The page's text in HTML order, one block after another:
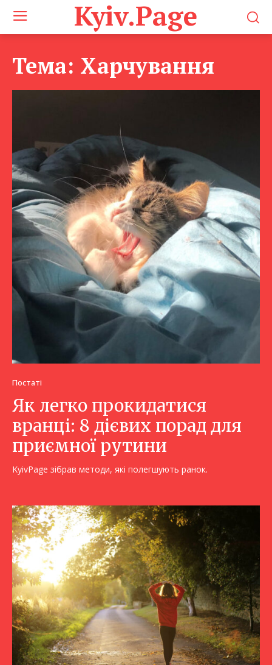
Kyiv.Page
Тема: Харчування
Постаті
Як легко прокидатися
вранці: 8 дієвих порад для
приємної рутини
KyivPage зібрав методи, які полегшують ранок.